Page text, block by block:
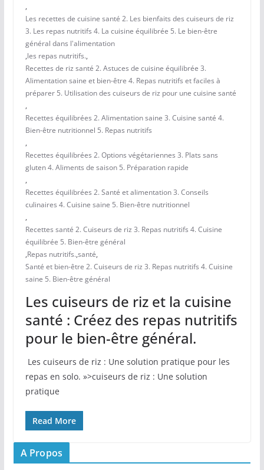
,
Les recettes de cuisine santé 2. Les bienfaits des cuiseurs de riz
3. Les repas nutritifs 4. La cuisine équilibrée 5. Le bien-être
général dans l'alimentation
,les repas nutritifs.,
Recettes de riz santé 2. Astuces de cuisine équilibrée 3.
Alimentation saine et bien-être 4. Repas nutritifs et faciles à
préparer 5. Utilisation des cuiseurs de riz pour une cuisine santé
,
Recettes équilibrées 2. Alimentation saine 3. Cuisine santé 4.
Bien-être nutritionnel 5. Repas nutritifs
,
Recettes équilibrées 2. Options végétariennes 3. Plats sans
gluten 4. Aliments de saison 5. Préparation rapide
,
Recettes équilibrées 2. Santé et alimentation 3. Conseils
culinaires 4. Cuisine saine 5. Bien-être nutritionnel
,
Recettes santé 2. Cuiseurs de riz 3. Repas nutritifs 4. Cuisine
équilibrée 5. Bien-être général
,Repas nutritifs.,santé,
Santé et bien-être 2. Cuiseurs de riz 3. Repas nutritifs 4. Cuisine
saine 5. Bien-être général
Les cuiseurs de riz et la cuisine
santé : Créez des repas nutritifs
pour le bien-être général.
⁣ Les cuiseurs de riz : Une solution pratique pour les
repas en solo. »>cuiseurs de riz : Une solution
pratique
Read More
A Propos